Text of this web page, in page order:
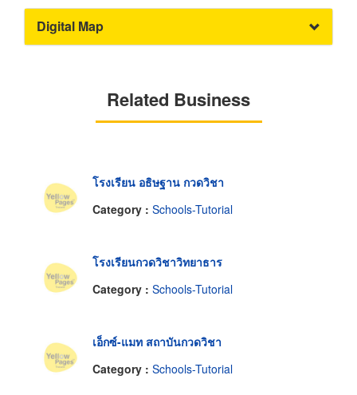
Digital Map
Related Business
โรงเรียน อธิษฐาน กวดวิชา
Category : Schools-Tutorial
โรงเรียนกวดวิชาวิทยาธาร
Category : Schools-Tutorial
เอ็กซ์-แมท สถาบันกวดวิชา
Category : Schools-Tutorial